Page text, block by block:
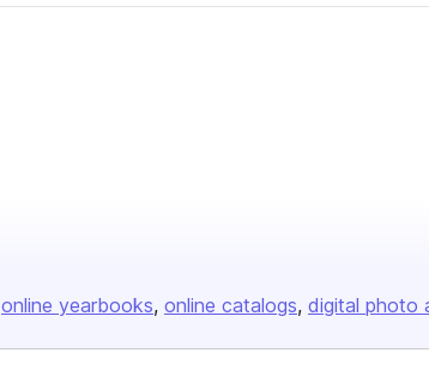
online yearbooks online catalogs digital photo